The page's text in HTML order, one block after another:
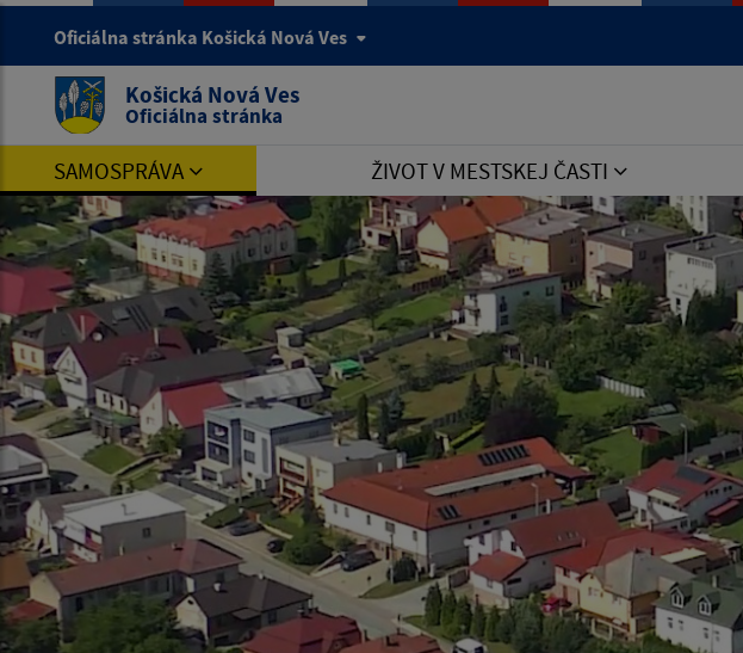
Oficiálna stránka Košická Nová Ves
Košická Nová Ves
Oficiálna stránka
SAMOSPRÁVA ŽIVOT V MESTSKEJ ČASTI